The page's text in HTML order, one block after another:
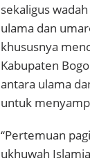
sekaligus
ulama dan
khususnya
Kabupaten
antara ulama
untuk
“Pertemuan
ukhuwah